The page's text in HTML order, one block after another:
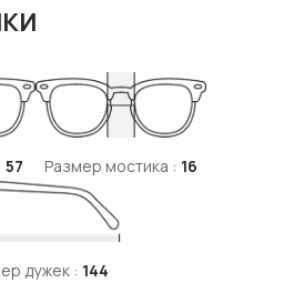
57 Размер мостика : 16
дужек : 144